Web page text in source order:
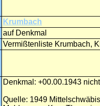
Krumbach
auf Denkmal
Vermißtenliste Krumbach,
Denkmal: +00.00.1943
Quelle: 1949